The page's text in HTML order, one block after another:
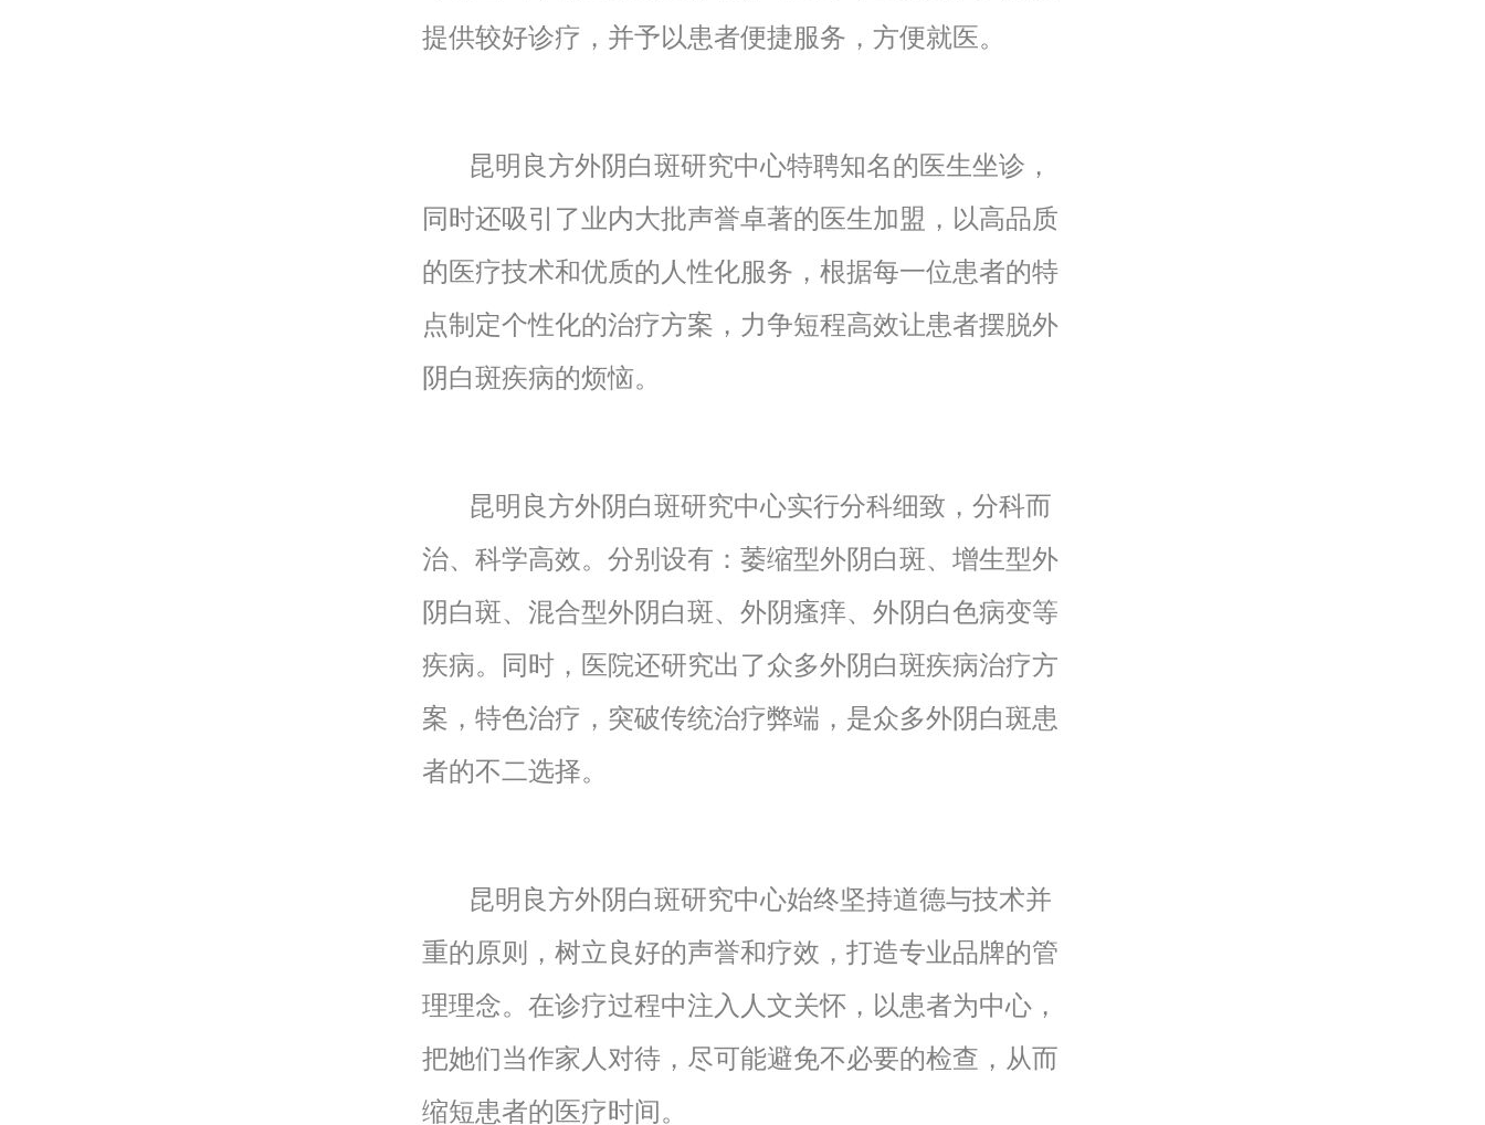
提供较好诊疗，并予以患者便捷服务，方便就医。
昆明良方外阴白斑研究中心特聘知名的医生坐诊，
同时还吸引了业内大批声誉卓著的医生加盟，以高品质
的医疗技术和优质的人性化服务，根据每一位患者的特
点制定个性化的治疗方案，力争短程高效让患者摆脱外
阴白斑疾病的烦恼。
昆明良方外阴白斑研究中心实行分科细致，分科而
治、科学高效。分别设有：萎缩型外阴白斑、增生型外
阴白斑、混合型外阴白斑、外阴瘙痒、外阴白色病变等
疾病。同时，医院还研究出了众多外阴白斑疾病治疗方
案，特色治疗，突破传统治疗弊端，是众多外阴白斑患
者的不二选择。
昆明良方外阴白斑研究中心始终坚持道德与技术并
重的原则，树立良好的声誉和疗效，打造专业品牌的管
理理念。在诊疗过程中注入人文关怀，以患者为中心，
把她们当作家人对待，尽可能避免不必要的检查，从而
缩短患者的医疗时间。